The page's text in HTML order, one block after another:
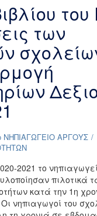
«Μια
ξύλινη
καρδιά
γεμάτη
αγάπη»
του
των
ΝΗΠΙΑΓΩΓΕΙΟ ΑΡΓΟΥΣ
2021 το
πιλοτικά
κατά την 1η
νηπιαγωγοί του